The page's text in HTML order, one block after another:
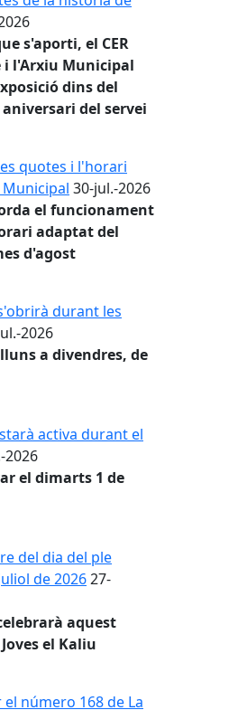
una crida a la
documents,
de la història de
s'aporti, el CER
i l'Arxiu Municipal
del servei
quotes i l'horari
30-jul.-2026
el funcionament
d'agost
durant les
activa durant el
del dia del ple
de 202627-
el Kaliu